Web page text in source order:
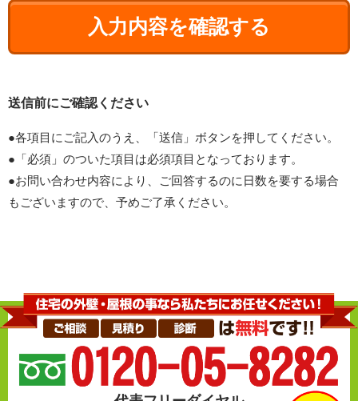
送信前にご確認ください
●各項目にご記入のうえ、「送信」ボタンを押してください。
●「必須」のついた項目は必須項目となっております。
●お問い合わせ内容により、ご回答するのに日数を要する場合
もございますので、予めご了承ください。